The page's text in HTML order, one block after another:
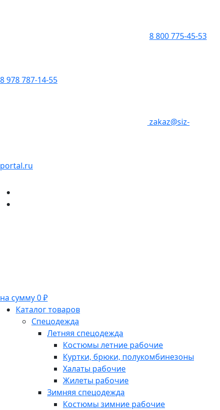
8 800 775-45-53
8 978 787-14-55
zakaz@siz-
portal.ru
на сумму 0 ₽
Каталог товаров
Спецодежда
Летняя спецодежда
Костюмы летние рабочие
Куртки, брюки, полукомбинезоны
Халаты рабочие
Жилеты рабочие
Зимняя спецодежда
Костюмы зимние рабочие